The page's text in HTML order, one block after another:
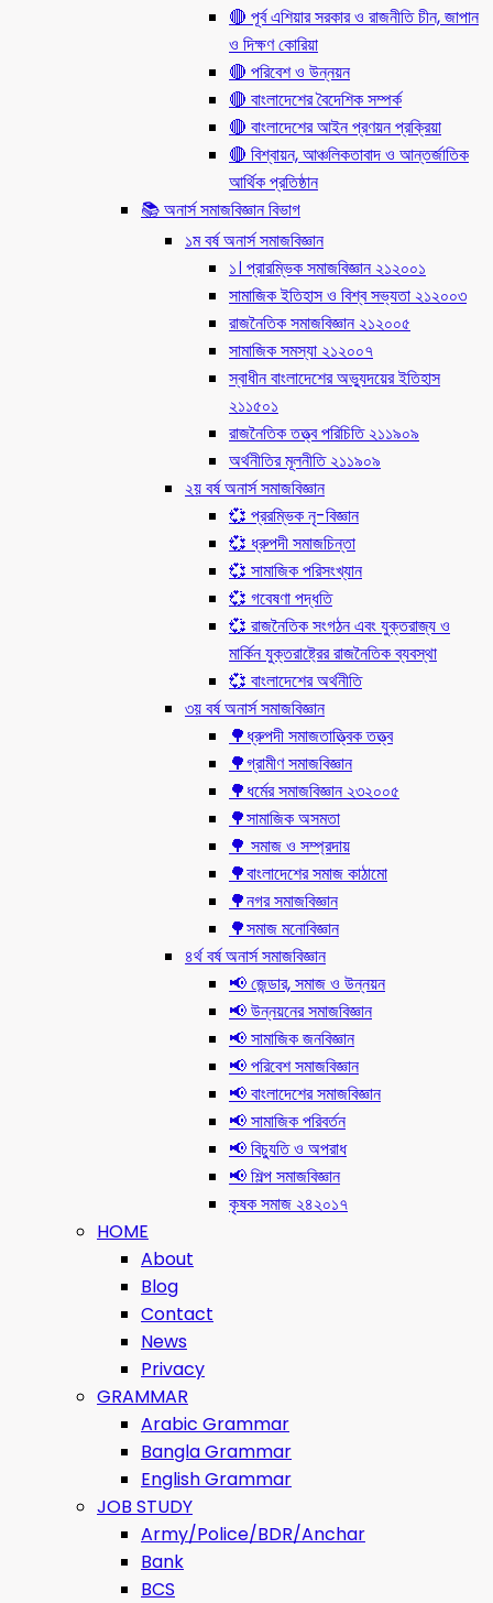
🔴 পূর্ব এশিয়ার সরকার ও রাজনীতি চীন, জাপান
ও দিক্ষণ কোরিয়া
🔴 পরিবেশ ও উন্নয়ন
🔴 বাংলাদেশের বৈদেশিক সম্পর্ক
🔴 বাংলাদেশের আইন প্রণয়ন প্রক্রিয়া
🔴 বিশ্বায়ন, আঞ্চলিকতাবাদ ও আন্তর্জাতিক
আর্থিক প্রতিষ্ঠান
📚 অনার্স সমাজবিজ্ঞান বিভাগ
১ম বর্ষ অনার্স সমাজবিজ্ঞান
১। প্রারম্ভিক সমাজবিজ্ঞান ২১২০০১
সামাজিক ইতিহাস ও বিশ্ব সভ্যতা ২১২০০৩
রাজনৈতিক সমাজবিজ্ঞান ২১২০০৫
সামাজিক সমস্যা ২১২০০৭
স্বাধীন বাংলাদেশের অভ্যুদয়ের ইতিহাস
২১১৫০১
রাজনৈতিক তত্ত্ব পরিচিতি ২১১৯০৯
অর্থনীতির মূলনীতি ২১১৯০৯
২য় বর্ষ অনার্স সমাজবিজ্ঞান
💞 প্ররম্ভিক নৃ-বিজ্ঞান
💞 ধ্রুপদী সমাজচিন্তা
💞 সামাজিক পরিসংখ্যান
💞 গবেষণা পদ্ধতি
💞 রাজনৈতিক সংগঠন এবং যুক্তরাজ্য ও
মার্কিন যুক্তরাষ্ট্রের রাজনৈতিক ব্যবস্থা
💞 বাংলাদেশের অর্থনীতি
৩য় বর্ষ অনার্স সমাজবিজ্ঞান
🌳ধ্রুপদী সমাজতাত্ত্বিক তত্ত্ব
🌳গ্রামীণ সমাজবিজ্ঞান
🌳ধর্মের সমাজবিজ্ঞান ২৩২০০৫
🌳সামাজিক অসমতা
🌳 সমাজ ও সম্প্রদায়
🌳বাংলাদেশের সমাজ কাঠামো
🌳নগর সমাজবিজ্ঞান
🌳সমাজ মনোবিজ্ঞান
৪র্থ বর্ষ অনার্স সমাজবিজ্ঞান
📢 জেন্ডার, সমাজ ও উন্নয়ন
📢 উন্নয়নের সমাজবিজ্ঞান
📢 সামাজিক জনবিজ্ঞান
📢 পরিবেশ সমাজবিজ্ঞান
📢 বাংলাদেশের সমাজবিজ্ঞান
📢 সামাজিক পরিবর্তন
📢 বিচ্যুতি ও অপরাধ
📢 শিল্প সমাজবিজ্ঞান
কৃষক সমাজ ২৪২০১৭
HOME
About
Blog
Contact
News
Privacy
GRAMMAR
Arabic Grammar
Bangla Grammar
English Grammar
JOB STUDY
Army/Police/BDR/Anchar
Bank
BCS